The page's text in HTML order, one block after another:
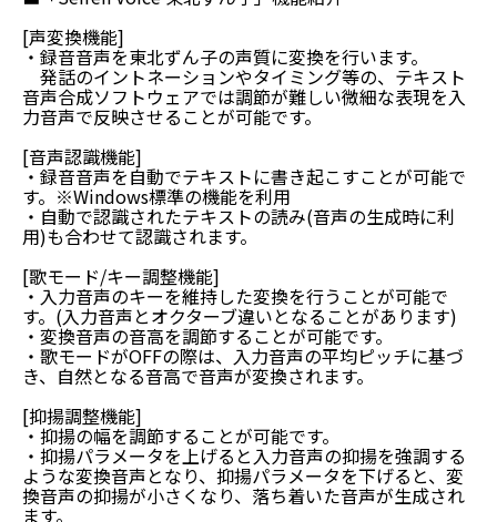
[声変換機能]
・録音音声を東北ずん子の声質に変換を行います。
発話のイントネーションやタイミング等の、テキスト
音声合成ソフトウェアでは調節が難しい微細な表現を入
力音声で反映させることが可能です。
[音声認識機能]
・録音音声を自動でテキストに書き起こすことが可能で
す。※Windows標準の機能を利用
・自動で認識されたテキストの読み(音声の生成時に利
用)も合わせて認識されます。
[歌モード/キー調整機能]
・入力音声のキーを維持した変換を行うことが可能で
す。(入力音声とオクターブ違いとなることがあります)
・変換音声の音高を調節することが可能です。
・歌モードがOFFの際は、入力音声の平均ピッチに基づ
き、自然となる音高で音声が変換されます。
[抑揚調整機能]
・抑揚の幅を調節することが可能です。
・抑揚パラメータを上げると入力音声の抑揚を強調する
ような変換音声となり、抑揚パラメータを下げると、変
換音声の抑揚が小さくなり、落ち着いた音声が生成され
ます。